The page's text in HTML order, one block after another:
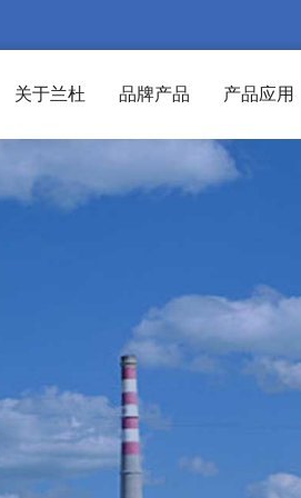
关于兰杜 品牌产品 产品应用